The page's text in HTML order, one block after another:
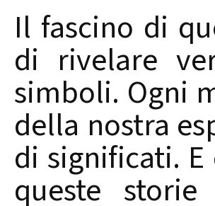
Il fascino di
di rivelare
simboli. Ogni
della nostra
di significati.
queste